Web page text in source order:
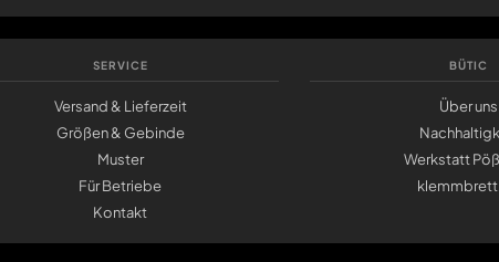
SERVICE
Versand & Lieferzeit
Größen & Gebinde
Muster
Für Betriebe
Kontakt
BÜTIC
Über uns
Werkstatt